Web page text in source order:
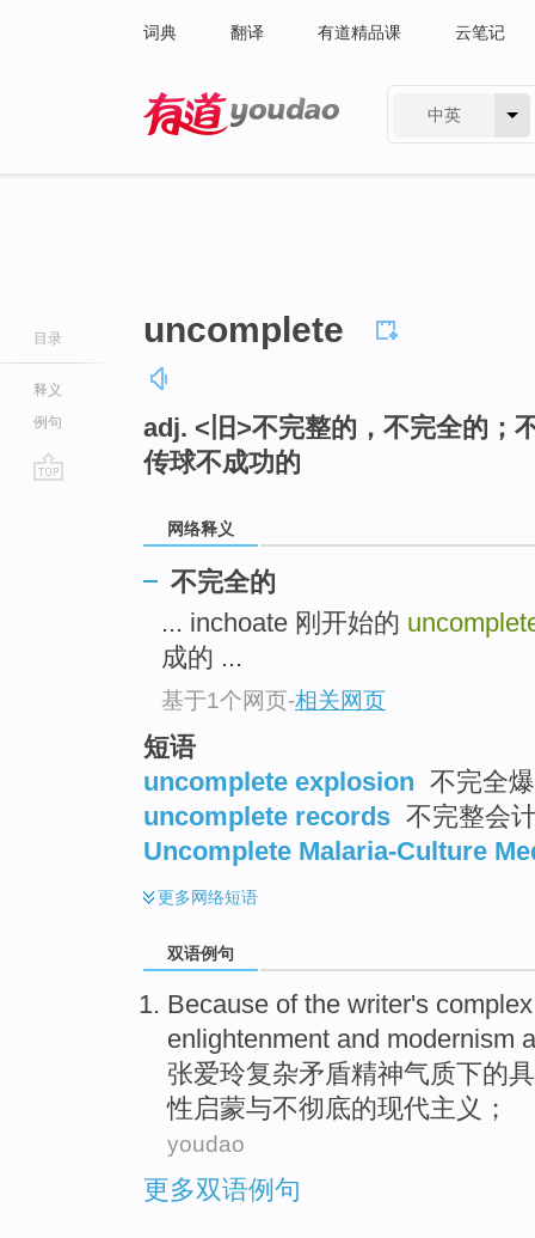
词典 翻译 有道精品课 云笔记
中英
目录
释义
例句
uncomplete
adj. <旧>不完整的，不完全的；
传球不成功的
网络释义
不完全的
... inchoate 刚开始的
成的 ...
基于1个网页-相关网页
短语
uncomplete explosion 不完全
uncomplete records 不完整会
Uncomplete Malaria-Culture
更多网络短语
双语例句
Because ofthe writer's complex
enlightenment and modernism
张爱玲复杂矛盾精神气质下的
性启蒙与不彻底的现代主义；
youdao
更多双语例句